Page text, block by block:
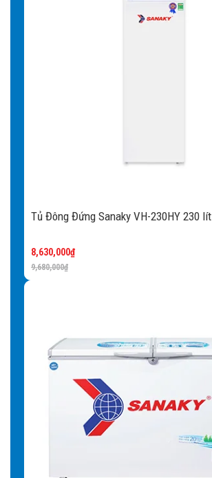
Tủ Đông Đứng Sanaky VH-230HY 230 lít
9,680,000₫
8,630,000₫